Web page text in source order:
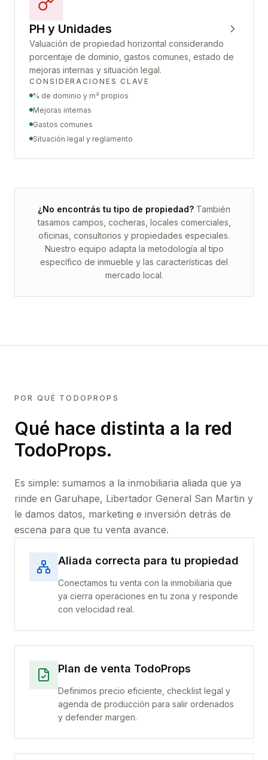
PH y Unidades
Valuación de propiedad horizontal considerando
porcentaje de dominio, gastos comunes, estado de
mejoras internas y situación legal.
CONSIDERACIONES CLAVE
% de dominio y m² propios
Mejoras internas
Gastos comunes
Situación legal y reglamento
¿No encontrás tu tipo de propiedad? También
tasamos campos, cocheras, locales comerciales,
oficinas, consultorios y propiedades especiales.
Nuestro equipo adapta la metodología al tipo
específico de inmueble y las características del
mercado local.
POR QUÉ TODOPROPS
Qué hace distinta a la red
TodoProps.
Es simple: sumamos a la inmobiliaria aliada que ya
rinde en Garuhape, Libertador General San Martin y
le damos datos, marketing e inversión detrás de
escena para que tu venta avance.
Aliada correcta para tu propiedad
Conectamos tu venta con la inmobiliaria que
ya cierra operaciones en tu zona y responde
con velocidad real.
Plan de venta TodoProps
Definimos precio eficiente, checklist legal y
agenda de producción para salir ordenados
y defender margen.